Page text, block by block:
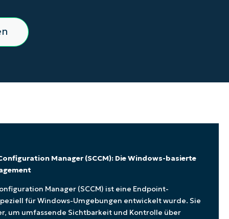
Manager (SCCM): Die Windows-basierte
Manager (SCCM) ist eine Endpoint-
für Windows-Umgebungen entwickelt wurde. Sie
um umfassende Sichtbarkeit und Kontrolle über